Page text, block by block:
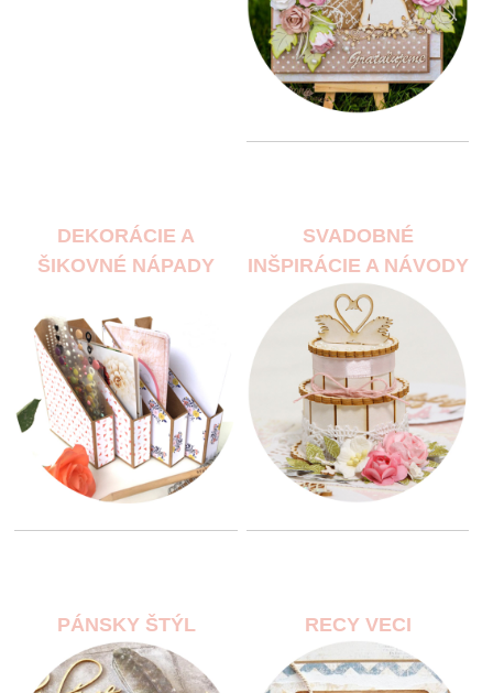
DEKORÁCIE A
ŠIKOVNÉ NÁPADY
SVADOBNÉ
INŠPIRÁCIE A NÁVODY
PÁNSKY ŠTÝL RECY VECI